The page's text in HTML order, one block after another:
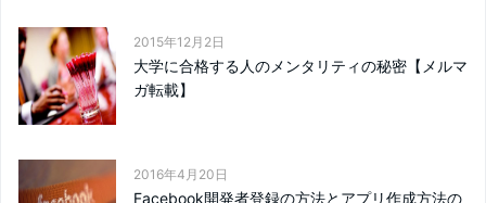
2015年12月2日
大学に合格する人のメンタリティの秘密【メルマ
ガ転載】
2016年4月20日
Facebook開発者登録の方法とアプリ作成方法の